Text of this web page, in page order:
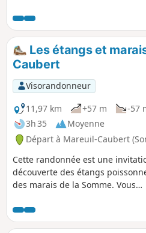
Les étangs et
Caubert
Visorandonneur
11,97 km
+57 m
-57
3h 35
Moyenne
Départ à Mareuil-Caubert
Cette randonnée est une
découverte des étangs
des marais de la Somme. Vous
la flore (fritillaire sauvage)
caractéristiques de la région.